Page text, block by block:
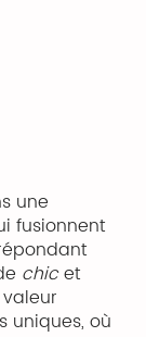
une
fusionnent
chicet
uniques, où